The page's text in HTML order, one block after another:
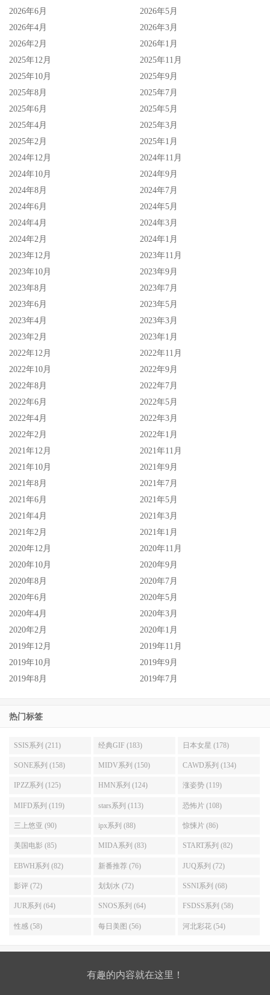
2026年6月
2026年5月
2026年4月
2026年3月
2026年2月
2026年1月
2025年12月
2025年11月
2025年10月
2025年9月
2025年8月
2025年7月
2025年6月
2025年5月
2025年4月
2025年3月
2025年2月
2025年1月
2024年12月
2024年11月
2024年10月
2024年9月
2024年8月
2024年7月
2024年6月
2024年5月
2024年4月
2024年3月
2024年2月
2024年1月
2023年12月
2023年11月
2023年10月
2023年9月
2023年8月
2023年7月
2023年6月
2023年5月
2023年4月
2023年3月
2023年2月
2023年1月
2022年12月
2022年11月
2022年10月
2022年9月
2022年8月
2022年7月
2022年6月
2022年5月
2022年4月
2022年3月
2022年2月
2022年1月
2021年12月
2021年11月
2021年10月
2021年9月
2021年8月
2021年7月
2021年6月
2021年5月
2021年4月
2021年3月
2021年2月
2021年1月
2020年12月
2020年11月
2020年10月
2020年9月
2020年8月
2020年7月
2020年6月
2020年5月
2020年4月
2020年3月
2020年2月
2020年1月
2019年12月
2019年11月
2019年10月
2019年9月
2019年8月
2019年7月
热门标签
SSIS系列 (211) 经典GIF (183) 日本女星 (178)
SONE系列 (158) MIDV系列 (150) CAWD系列 (134)
IPZZ系列 (125) HMN系列 (124) 涨姿势 (119)
MIFD系列 (119) stars系列 (113) 恐怖片 (108)
三上悠亚 (90) ipx系列 (88) 惊悚片 (86)
美国电影 (85) MIDA系列 (83) START系列 (82)
EBWH系列 (82) 新番推荐 (76) JUQ系列 (72)
影评 (72) 划划水 (72) SSNI系列 (68)
JUR系列 (64) SNOS系列 (64) FSDSS系列 (58)
性感 (58) 每日美图 (56) 河北彩花 (54)
有趣的内容就在这里！